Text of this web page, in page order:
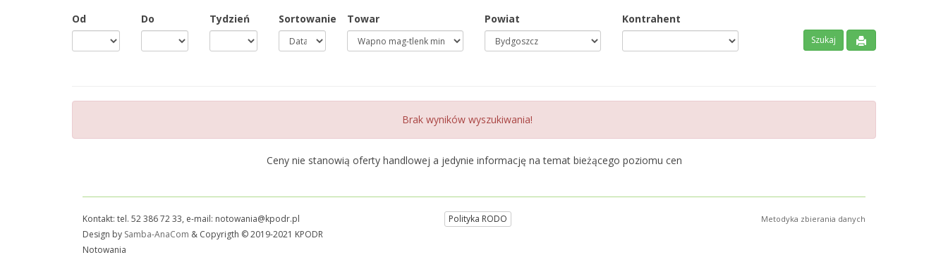
Od Do Tydzień Sortowanie Towar Powiat Kontrahent
Brak wyników wyszukiwania!
Ceny nie stanowią oferty handlowej a jedynie informację na temat bieżącego poziomu cen
Kontakt: tel. 52 386 72 33, e-mail: notowania@kpodr.pl
Design by Samba-AnaCom & Copyrigth © 2019-2021 KPODR
Notowania
Polityka RODO Metodyka zbierania danych